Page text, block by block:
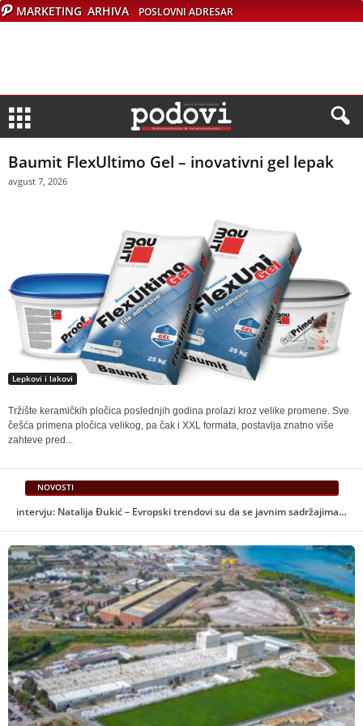
MARKETING ARHIVA POSLOVNI ADRESAR
Baumit FlexUltimo Gel – inovativni gel lepak
avgust 7, 2026
Lepkovi i lakovi
Tržište keramičkih pločica poslednjih godina prolazi kroz velike promene. Sve
češća primena pločica velikog, pa čak i XXL formata, postavlja znatno više
zahteve pred...
NOVOSTI
Seminar “Arhitekti / Projektanti / Praktičari” u Palati nauke – BINA 2026